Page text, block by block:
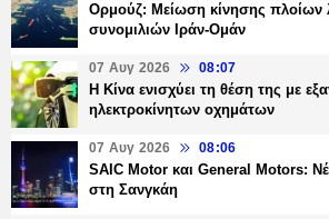
Ορμούζ: Μείωση κίνησης
συνομιλιών Ιράν-Ομάν
07 Αυγ 2026 08:07
Η Κίνα ενισχύει τη θέση της με
ηλεκτροκίνητων οχημάτων
07 Αυγ 2026 08:06
SAIC Motor και General Motors:
στη Σανγκάη